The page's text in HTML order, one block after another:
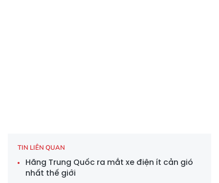
TIN LIÊN QUAN
Hãng Trung Quốc ra mắt xe điện ít cản gió
nhất thế giới